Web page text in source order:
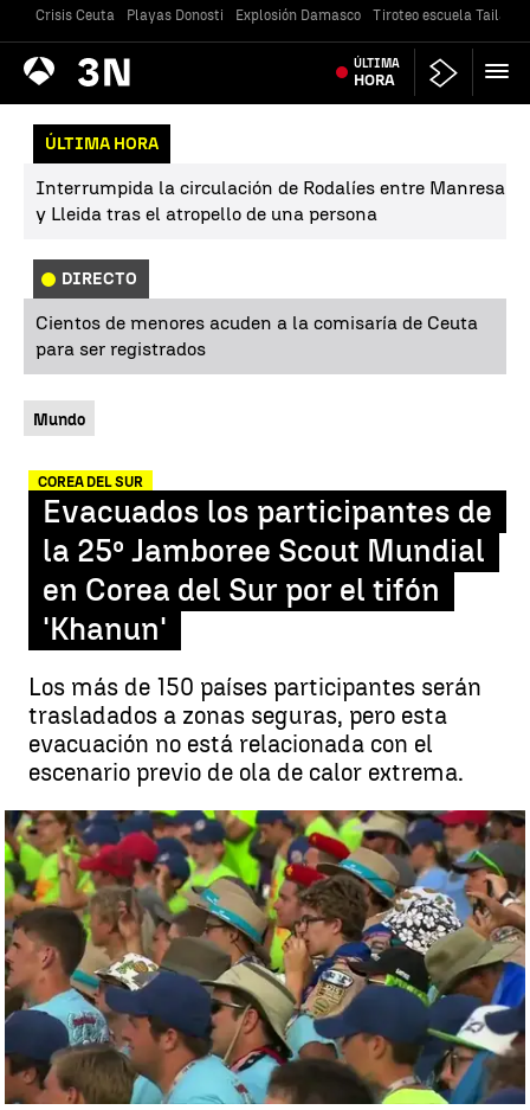
Crisis Ceuta Playas Donosti Explosión Damasco Tiroteo escuela
Antena
3 Noticias ÚLTIMA
HORA
ÚLTIMA HORA
Interrumpida la circulación de Rodalíes entre Manresa
y Lleida tras el atropello de una persona
DIRECTO
Cientos de menores acuden a la comisaría de Ceuta
para ser registrados
Mundo
COREA DEL SUR
Evacuados los participantes de
la 25º Jamboree Scout Mundial
en Corea del Sur por el tifón
'Khanun'
Los más de 150 países participantes serán
trasladados a zonas seguras, pero esta
evacuación no está relacionada con el
escenario previo de ola de calor extrema.